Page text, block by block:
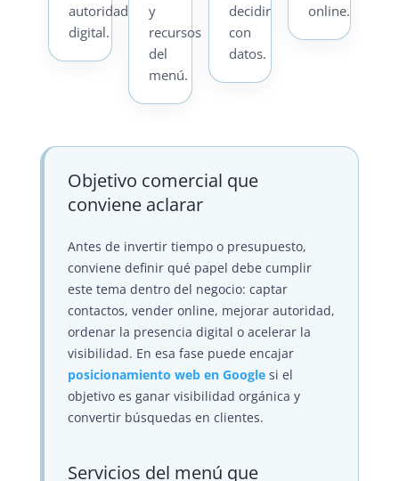
autoridad
digital.
y
recursos
del
menú.
decidir
con
datos.
online.
Objetivo comercial que
conviene aclarar
Antes de invertir tiempo o presupuesto,
conviene definir qué papel debe cumplir
este tema dentro del negocio: captar
contactos, vender online, mejorar autoridad,
ordenar la presencia digital o acelerar la
visibilidad. En esa fase puede encajar
posicionamiento web en Googlesi el
objetivo es ganar visibilidad orgánica y
convertir búsquedas en clientes.
Servicios del menú que